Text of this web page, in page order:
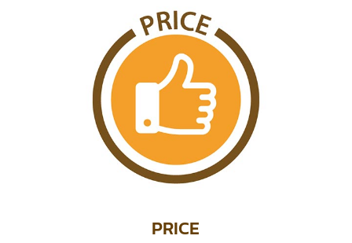
PRICE